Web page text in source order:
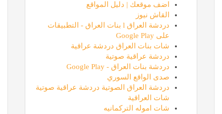
اضف موقعك | دليل المواقع
القاش نيوز
دردشة العراق l بنات العراق - التطبيقات
على Google Play
شات بنات العراق دردشة عراقية
دردشة عراقية صوتية
دردشة بنات العراق - Google Play
صدى الواقع السوري
دردشة العراق الصوتية دردشة عراقية صوتية
شات العراقية
شات اموله التركمانيه